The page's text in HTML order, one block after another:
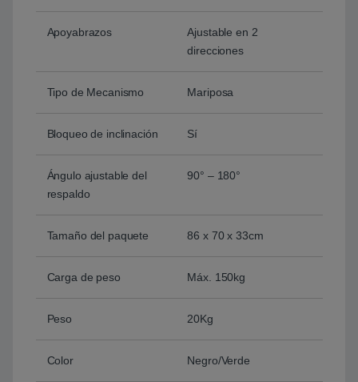
Apoyabrazos
Ajustable en 2
direcciones
Tipo de Mecanismo Mariposa
Bloqueo de inclinación Sí
Ángulo ajustable del
respaldo
90° – 180°
Tamaño del paquete 86 x 70 x 33cm
Carga de peso Máx. 150kg
Peso 20Kg
Color Negro/Verde